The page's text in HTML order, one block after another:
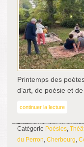
Printemps des
d’art, de poésie et
continuer la lecture
Catégorie Poésies,
du Perron, Cherbourg,